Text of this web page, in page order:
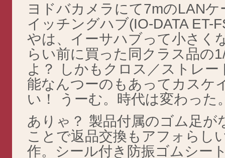
ヨドバカメラにて7mのLAN
イッチングハブ(IO-DATA ET-
やは、イーサハブって小さく
らい前に買った同クラス品の
よ？ しかもクロス／ストレー
能なんつーのもあってカスケ
い！ うーむ。時代は変わった
ありゃ？ 製品付属のゴム足が
ことで返品交換もアフォらし
作。シール付き防振ゴムシー